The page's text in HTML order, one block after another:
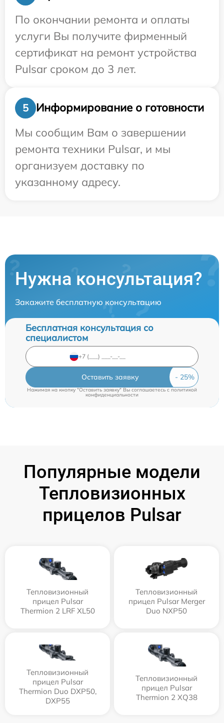
По окончании ремонта и оплаты
услуги Вы получите фирменный
сертификат на ремонт устройства
Pulsar сроком до 3 лет.
5
Информирование о готовности
Мы сообщим Вам о завершении
ремонта техники Pulsar, и мы
организуем доставку по
указанному адресу.
Нужна консультация?
Закажите бесплатную консультацию
Бесплатная консультация со
специалистом
Оставить заявку
Нажимая на кнопку "Оставить заявку" Вы соглашаетесь cполитикой
конфиденциальности
Популярные модели
Тепловизионных
прицелов Pulsar
Тепловизионный
прицел Pulsar
Thermion 2 LRF XL50
Тепловизионный
прицел Pulsar Merger
Duo NXP50
Тепловизионный
прицел Pulsar
Thermion Duo DXP50,
DXP55
Тепловизионный
прицел Pulsar
Thermion 2 XQ38